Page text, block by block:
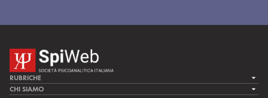
RUBRICHE
LA CURA
CHI SIAMO